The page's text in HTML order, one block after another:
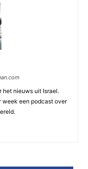
het nieuws uit Israel.
week een podcast over